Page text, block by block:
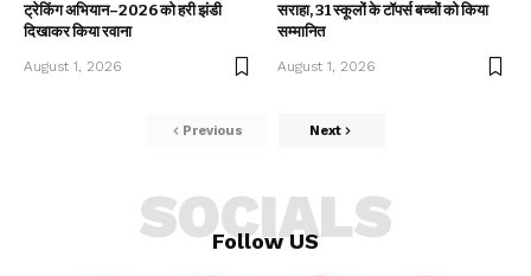
ट्रेकिंग अभियान–2026 को हरी झंडी
दिखाकर किया रवाना
August 1, 2026
सराहा, 31 स्कूलों के टॉपर्स बच्चों को किया
सम्मानित
August 1, 2026
Previous Next
Follow US
SOCIALS